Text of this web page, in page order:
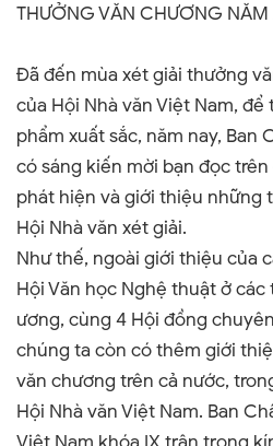
THƯỞNG VĂN CHƯƠNG NĂM
Đã đến mùa xét giải thưởng
của Hội Nhà văn Việt Nam,
phẩm xuất sắc, năm nay, Ban
có sáng kiến mời bạn đọc
phát hiện và giới thiệu những
Hội Nhà văn xét giải.
Như thế, ngoài giới thiệu của
Hội Văn học Nghệ thuật ở các
ương, cùng 4 Hội đồng
chúng ta còn có thêm giới
văn chương trên cả nước,
Hội Nhà văn Việt Nam. Ban